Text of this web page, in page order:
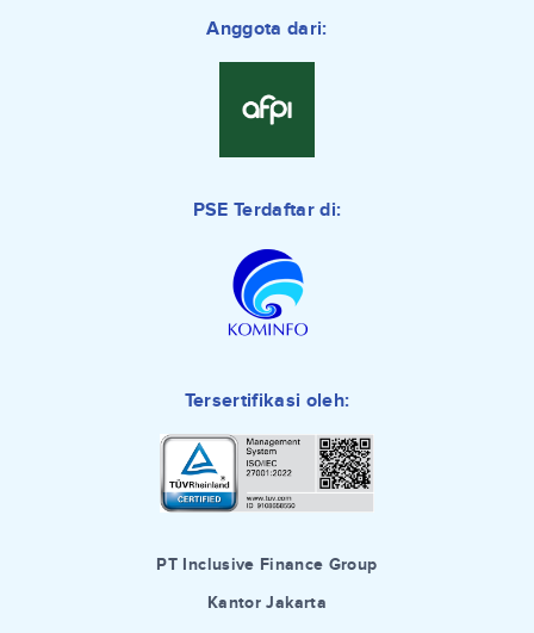
Anggota dari:
PSE Terdaftar di:
Tersertifikasi oleh:
PT Inclusive Finance Group
Kantor Jakarta